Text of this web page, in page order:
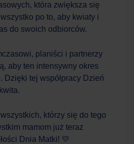
która zwiększa się
po to, aby kwiaty i
do swoich odbiorców.
planiści i partnerzy
aby ten intensywny okres
Dzięki tej współpracy Dzień
którzy się do tego
mamom już teraz
Dnia Matki! 💛